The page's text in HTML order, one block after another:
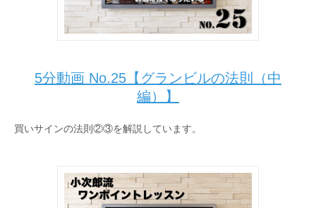
5分動画 No.25【グランビルの法則（中
編）】
買いサインの法則②③を解説しています。